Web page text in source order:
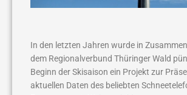
In den letzten Jahren wurde in
dem Regionalverbund Thüringer Wald
Beginn der Skisaison ein Projekt zur
aktuellen Daten des beliebten